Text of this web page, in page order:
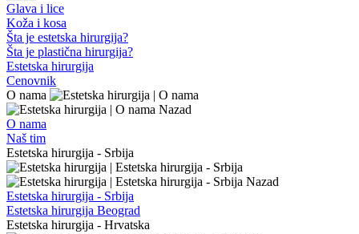
Glava i lice
Koža i kosa
Šta je estetska hirurgija?
Šta je plastična hirurgija?
Estetska hirurgija
Cenovnik
O nama
Nazad
O nama
Naš tim
Estetska hirurgija - Srbija
Nazad
Estetska hirurgija - Srbija
Estetska hirurgija Beograd
Estetska hirurgija - Hrvatska